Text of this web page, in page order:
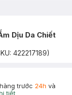
Dịu Da Chiết
422217189)
trước 24h và
tiết